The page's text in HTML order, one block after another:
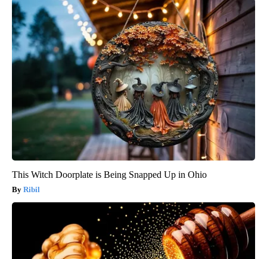
This Witch Doorplate is Being Snapped Up in Ohio
Ribil